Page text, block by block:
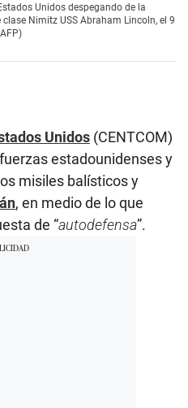
Unidos despegando de la
Nimitz USS Abraham Lincoln, el 9
Unidos (CENTCOM)
estadounidenses y
misiles balísticos y
, en medio de lo que
de “autodefensa”.